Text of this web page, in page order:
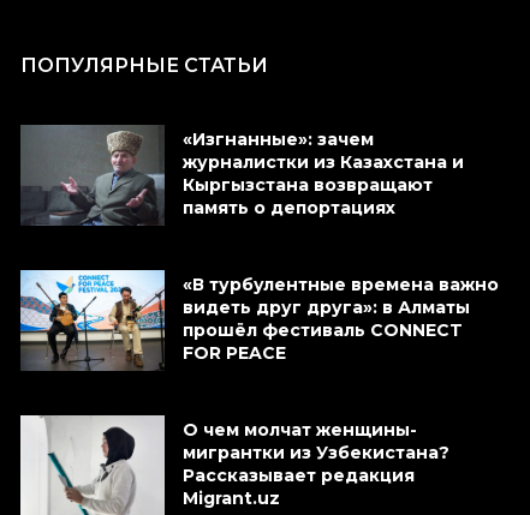
ПОПУЛЯРНЫЕ СТАТЬИ
«Изгнанные»: зачем
журналистки из Казахстана и
Кыргызстана возвращают
память о депортациях
«В турбулентные времена важно
видеть друг друга»: в Алматы
прошёл фестиваль CONNECT
FOR PEACE
О чем молчат женщины-
мигрантки из Узбекистана?
Рассказывает редакция
Migrant.uz